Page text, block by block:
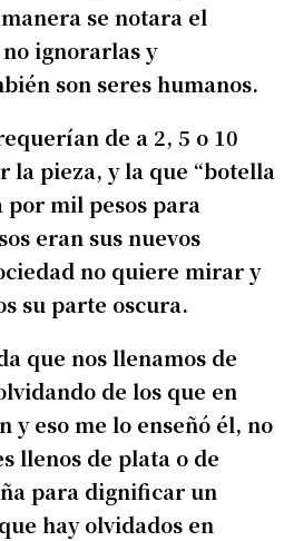
se notara el
ignorarlas y
son seres humanos.
de a 2, 5 o 10
la pieza, y la que “botella
por mil pesos para
eran sus nuevos
no quiere mirar y
su parte oscura.
que nos llenamos de
de los que en
y eso me lo enseñó él, no
llenos de plata o de
para dignificar un
hay olvidados en